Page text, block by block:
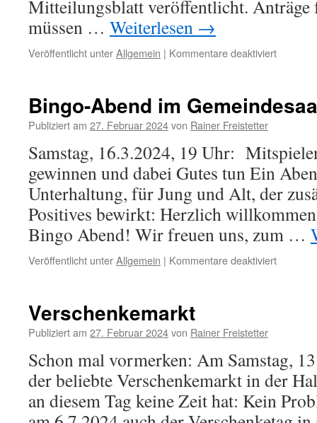
Mitteilungsblatt veröffentlicht. Anträge
müssen … Weiterlesen →
Veröffentlicht unterAllgemein | Kommentare deaktiviertfür
Bingo-Abend im
Publiziert am 27. Februar 2024von Rainer Freistetter
Samstag, 16.3.2024, 19 Uhr:
gewinnen und dabei Gutes tun Ein
Unterhaltung, für Jung und Alt, der
Positives bewirkt: Herzlich
Bingo Abend! Wir freuen uns, zum …
Veröffentlicht unterAllgemein | Kommentare deaktiviertfür
Verschenkemarkt
Publiziert am 27. Februar 2024von Rainer Freistetter
Schon mal vormerken: Am Samstag,
der beliebte Verschenkemarkt in der
an diesem Tag keine Zeit hat: Kein